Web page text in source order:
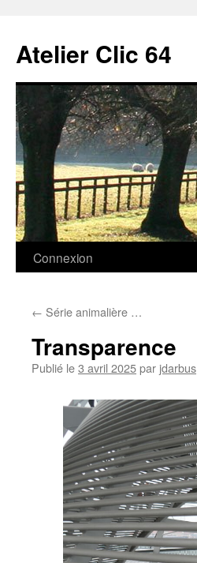
contenu
Atelier Clic 64
Connexion
← Série animalière …
Transparence
Publié le3 avril 2025par jdarbus